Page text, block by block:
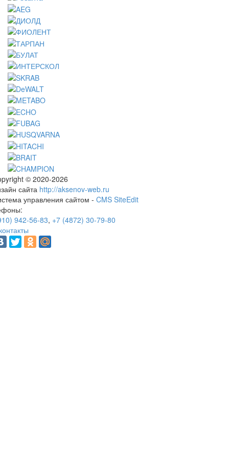
© 2020-2026
сайта http://aksenov-web.ru
управления сайтом - CMS SiteEdit
942-56-83, +7 (4872) 30-79-80